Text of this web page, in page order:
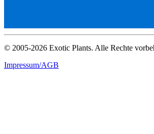
© 2005-2026 Exotic Plants. Alle Rechte
Impressum/AGB